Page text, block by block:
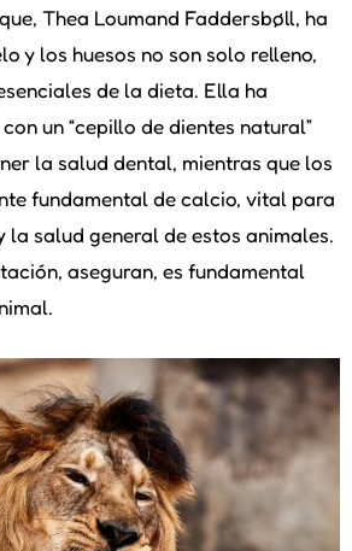
Thea Loumand Faddersbøll, ha
y los huesos no son solo relleno,
de la dieta. Ella ha
un “cepillo de dientes natural”
la salud dental, mientras que los
fundamental de calcio, vital para
la salud general de estos animales.
aseguran, es fundamental